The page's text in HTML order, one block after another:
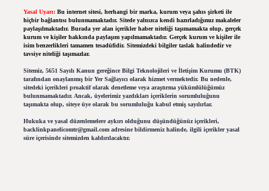
Yasal Uyarı: Bu internet sitesi, herhangi bir marka, kurum veya şahıs şirketi ile
hiçbir bağlantısı bulunmamaktadır. Sitede yalnızca kendi hazırladığımız makaleler
paylaşılmaktadır. Burada yer alan içerikler haber niteliği taşımamakta olup, gerçek
kurum ve kişiler hakkında paylaşım yapılmamaktadır. Gerçek kurum ve kişiler ile
isim benzerlikleri tamamen tesadüfidir. Sitemizdeki bilgiler taslak halindedir ve
tavsiye niteliği taşımazlar.
Sitemiz, 5651 Sayılı Kanun gereğince Bilgi Teknolojileri ve İletişim Kurumu (BTK)
tarafından onaylanmış bir Yer Sağlayıcı olarak hizmet vermektedir. Bu nedenle,
sitedeki içerikleri proaktif olarak denetleme veya araştırma yükümlülüğümüz
bulunmamaktadır. Ancak, üyelerimiz yazdıkları içeriklerin sorumluluğunu
taşımakta olup, siteye üye olarak bu sorumluluğu kabul etmiş sayılırlar.
Hukuka ve yasal düzenlemelere aykırı olduğunu düşündüğünüz içerikleri,
backlinkpanelicomtr@gmail.comadresine bildirmeniz halinde, ilgili içerikler yasal
süre içerisinde sitemizden kaldırılacaktır.